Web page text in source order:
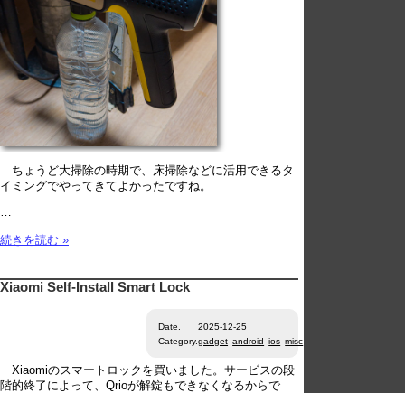
ちょうど大掃除の時期で、床掃除などに活用できるタ
イミングでやってきてよかったですね。
続きを読む »
Xiaomi Self-Install Smart Lock
Date.
2025-12-25
Category.gadget android ios misc
Xiaomiのスマートロックを買いました。サービスの段
階的終了によって、Qrioが解錠もできなくなるからで